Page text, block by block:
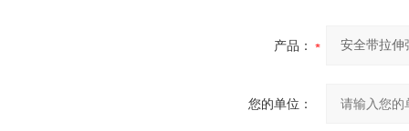
产品：
您的单位：